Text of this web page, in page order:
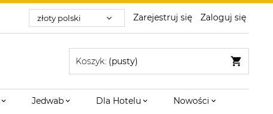
Zarejestruj się Zaloguj się
Koszyk: (pusty)
Jedwab Dla Hotelu Nowości